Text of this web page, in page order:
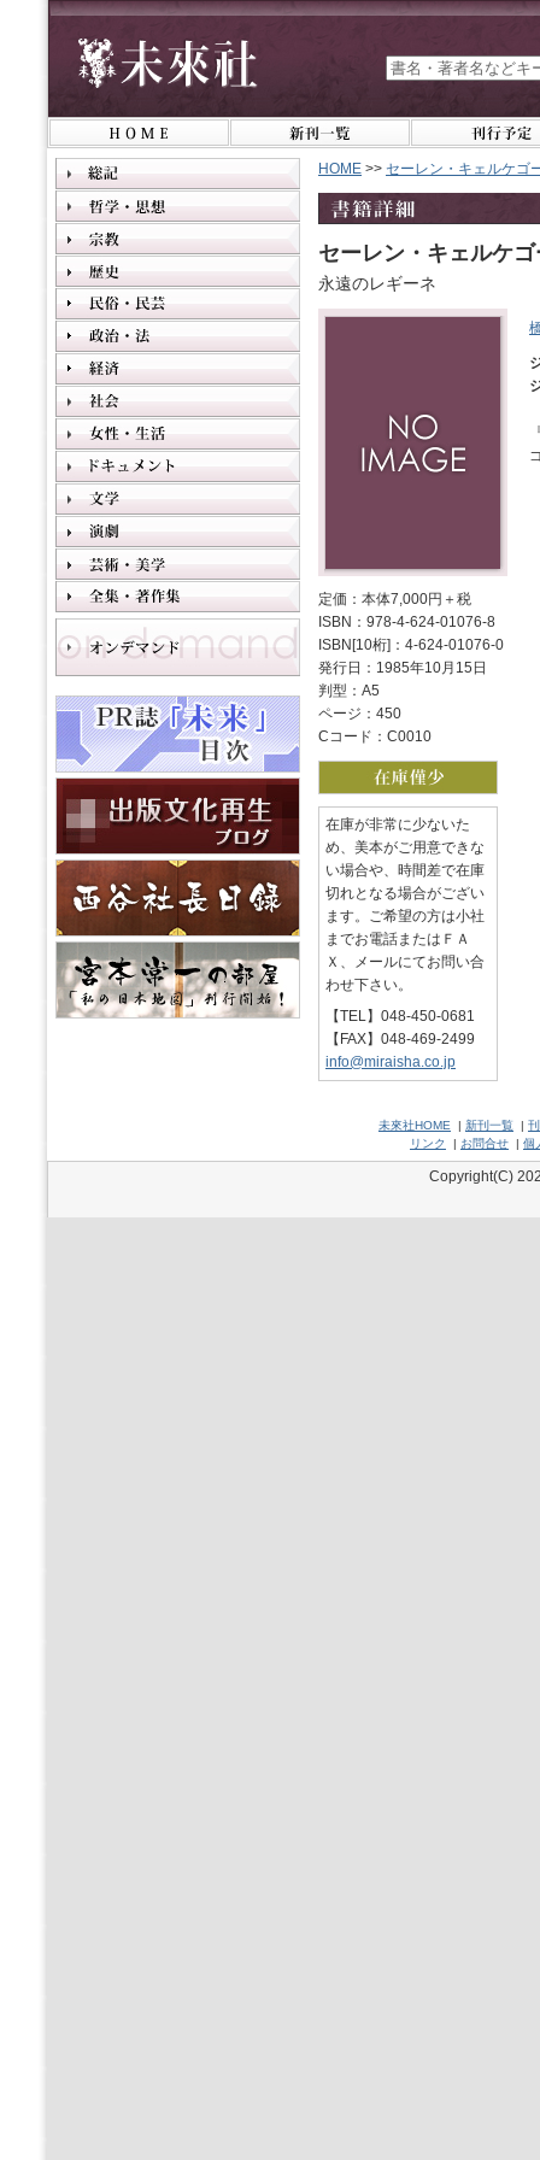
HOME >> セーレン・キェルケゴ
セーレン・キェルケ
永遠のレギーネ
定価：本体7,000円＋税
ISBN：978-4-624-01076-8
ISBN[10桁]：4-624-01076-0
発行日：1985年10月15日
判型：A5
ページ：450
Cコード：C0010
在庫が非常に少ないた
め、美本がご用意できな
い場合や、時間差で在庫
切れとなる場合がござい
ます。ご希望の方は小社
までお電話またはＦＡ
Ｘ、メールにてお問い合
わせ下さい。
【TEL】048-450-0681
【FAX】048-469-2499
info@miraisha.co.jp
未來社HOME | 新刊一覧 |
リンク
| お問合せ | 個
Copyright(C)